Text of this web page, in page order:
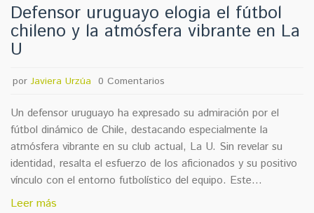
Defensor uruguayo elogia el fútbol
chileno y la atmósfera vibrante en La
U
por Javiera Urzúa 0 Comentarios
Un defensor uruguayo ha expresado su admiración por el
fútbol dinámico de Chile, destacando especialmente la
atmósfera vibrante en su club actual, La U. Sin revelar su
identidad, resalta el esfuerzo de los aficionados y su positivo
vínculo con el entorno futbolístico del equipo. Este
testimonio refleja su aprecio por el fútbol chileno y la
Leer más